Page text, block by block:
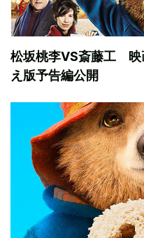
松坂桃李VS斎藤工 映
え版予告編公開